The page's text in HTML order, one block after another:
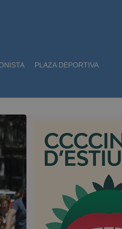
PLAZA DEPORTIVA